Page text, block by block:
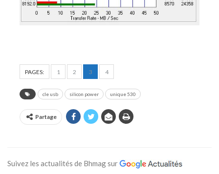
PAGES: 1 2 3 4
cle usb silicon power unique 530
Partage
Suivez les actualités de Bhmag sur